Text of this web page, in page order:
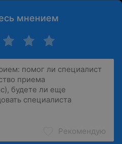
мнением
Рекомендую